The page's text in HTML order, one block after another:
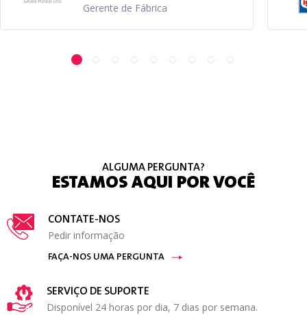
Gerente de Fábrica
ALGUMA PERGUNTA?
ESTAMOS AQUI POR VOCÊ
CONTATE-NOS
Pedir informação
FAÇA-NOS UMA PERGUNTA
SERVIÇO DE SUPORTE
Disponível 24 horas por dia, 7 dias por semana.